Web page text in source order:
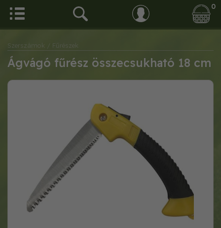
0
Szerszámok / Fűrészek
Ágvágó fűrész összecsukható 18 cm